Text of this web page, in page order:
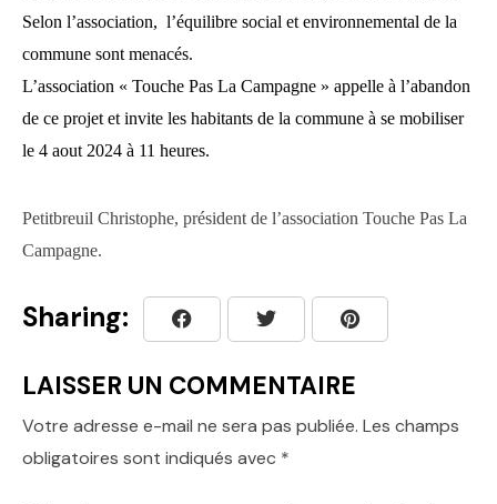
Selon l’association, l’équilibre social et environnemental de la
commune sont menacés.
L’association « Touche Pas La Campagne » appelle à l’abandon
de ce projet et invite les habitants de la commune à se mobiliser
le 4 aout 2024 à 11 heures.
Petitbreuil Christophe, président de l’association Touche Pas La
Campagne.
Sharing:
LAISSER UN COMMENTAIRE
Votre adresse e-mail ne sera pas publiée. Les champs
obligatoires sont indiqués avec *